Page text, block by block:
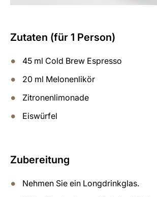
Zutaten (für 1 Person)
45 ml Cold Brew Espresso
20 ml Melonenlikör
Zitronenlimonade
Eiswürfel
Zubereitung
Nehmen Sie ein Longdrinkglas.